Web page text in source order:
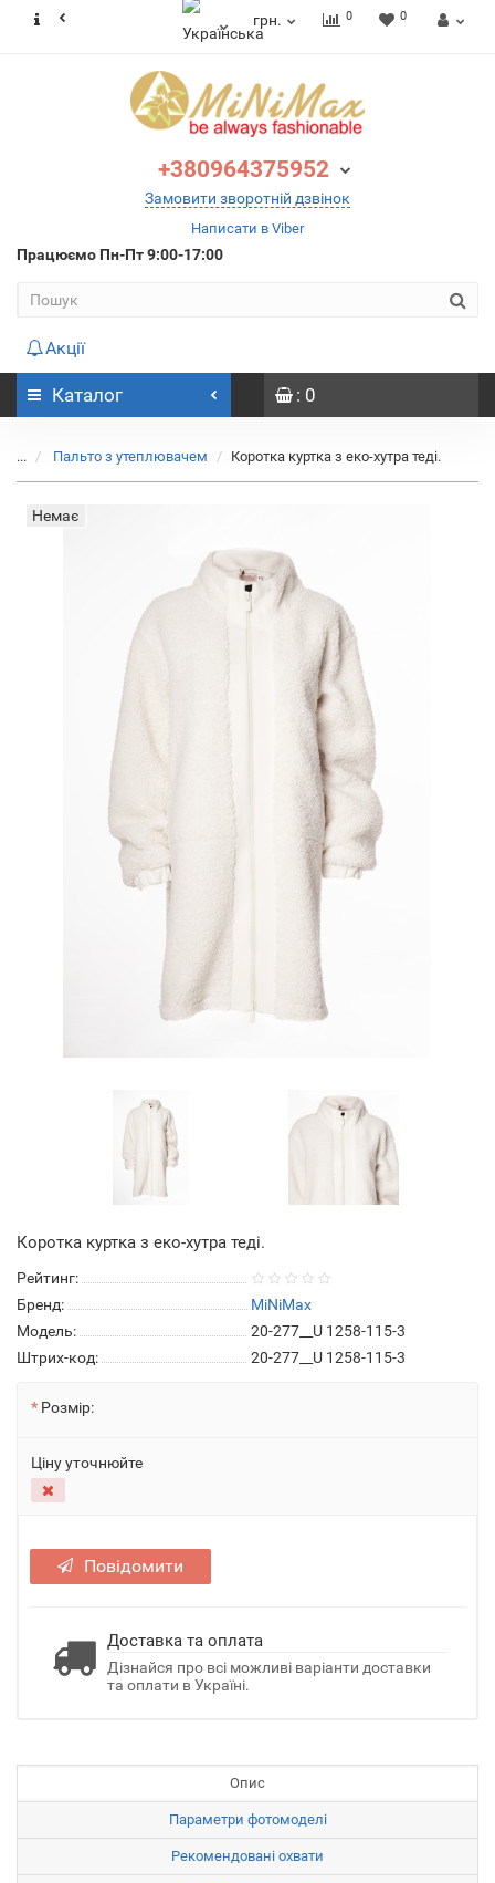
грн. 0 0
+380964375952
Замовити зворотній дзвінок
Написати в Viber
Працюємо Пн-Пт 9:00-17:00
Акції
Каталог : 0
... Пальто з утеплювачем Коротка куртка з еко-хутра теді.
Немає
Коротка куртка з еко-хутра теді.
Рейтинг:
Бренд:
MiNiMax
Модель:
20-277__U 1258-115-3
Штрих-код:
20-277__U 1258-115-3
Розмір:
Ціну уточнюйте
Повідомити
Доставка та оплата
Дізнайся про всі можливі варіанти доставки
та оплати в Україні.
Опис
Параметри фотомоделі
Рекомендовані охвати